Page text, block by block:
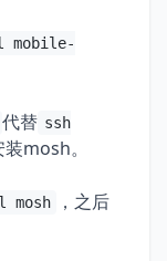
mobile-
代替 ssh
mosh。
mosh ，之后